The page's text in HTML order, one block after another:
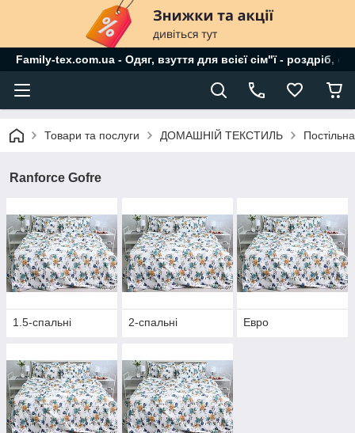
Family-tex.com.ua - Одяг, взуття для всієї сім"ї - роздріб,
Товари та послуги ДОМАШНІЙ ТЕКСТИЛЬ
Ranforce Gofre
1.5-спальні 2-спальні Евро